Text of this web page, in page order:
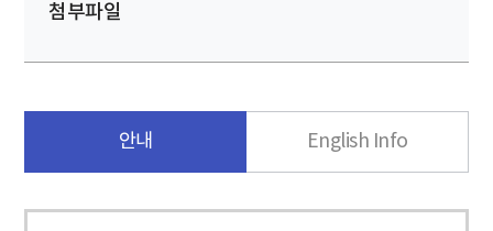
첨부파일
안내 English Info